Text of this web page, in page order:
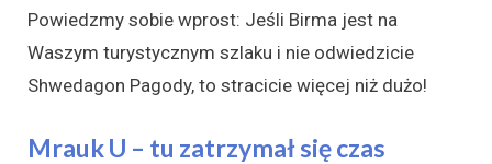
Powiedzmy sobie wprost: Jeśli Birma jest na
Waszym turystycznym szlaku i nie odwiedzicie
Shwedagon Pagody, to stracicie więcej niż dużo!
Mrauk U – tu zatrzymał się czas